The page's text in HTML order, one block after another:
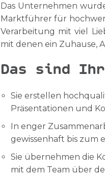
Das Unternehmen
Marktführer für
Verarbeitung mit viel
mit denen ein Zuhause,
Das sind
Sie erstellen
Präsentationen und
In enger
gewissenhaft bis zum
Sie übernehmen die
mit dem Team über